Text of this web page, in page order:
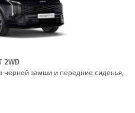
2WD
замши и передние сиденья,